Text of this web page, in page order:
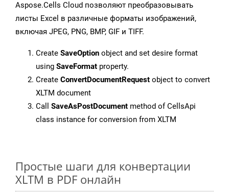
Aspose.Cells Cloud позволяют преобразовывать
листы Excel в различные форматы изображений,
включая JPEG, PNG, BMP, GIF и TIFF.
Create SaveOption object and set desire format
using SaveFormat property.
Create ConvertDocumentRequest object to convert
XLTM document
Call SaveAsPostDocument method of CellsApi
class instance for conversion from XLTM
Простые шаги для конвертации
XLTM в PDF онлайн